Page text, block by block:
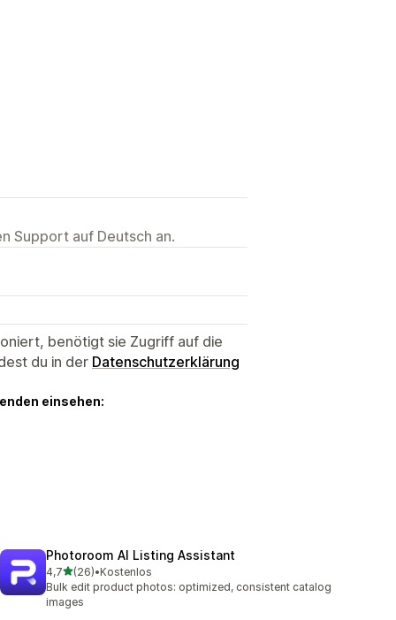
Support auf Deutsch an.
benötigt sie Zugriff auf die
du in der Datenschutzerklärung
einsehen:
Photoroom AI Listing Assistant
4,7von 5 Sternen
(26)
26 Rezensionen insgesamt
•Kostenlos
Bulk edit product photos: optimized, consistent catalog
images